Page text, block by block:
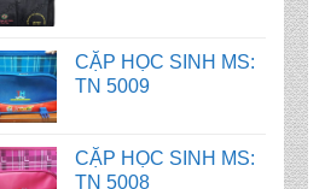
TN 5008
TN 5007